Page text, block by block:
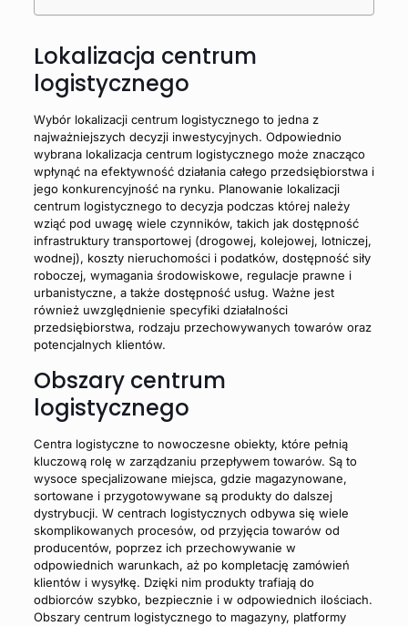
Lokalizacja centrum
logistycznego
Wybór lokalizacji centrum logistycznego to jedna z
najważniejszych decyzji inwestycyjnych. Odpowiednio
wybrana lokalizacja centrum logistycznego może znacząco
wpłynąć na efektywność działania całego przedsiębiorstwa i
jego konkurencyjność na rynku. Planowanie lokalizacji
centrum logistycznego to decyzja podczas której należy
wziąć pod uwagę wiele czynników, takich jak dostępność
infrastruktury transportowej (drogowej, kolejowej, lotniczej,
wodnej), koszty nieruchomości i podatków, dostępność siły
roboczej, wymagania środowiskowe, regulacje prawne i
urbanistyczne, a także dostępność usług. Ważne jest
również uwzględnienie specyfiki działalności
przedsiębiorstwa, rodzaju przechowywanych towarów oraz
potencjalnych klientów.
Obszary centrum
logistycznego
Centra logistyczne to nowoczesne obiekty, które pełnią
kluczową rolę w zarządzaniu przepływem towarów. Są to
wysoce specjalizowane miejsca, gdzie magazynowane,
sortowane i przygotowywane są produkty do dalszej
dystrybucji. W centrach logistycznych odbywa się wiele
skomplikowanych procesów, od przyjęcia towarów od
producentów, poprzez ich przechowywanie w
odpowiednich warunkach, aż po kompletację zamówień
klientów i wysyłkę. Dzięki nim produkty trafiają do
odbiorców szybko, bezpiecznie i w odpowiednich ilościach.
Obszary centrum logistycznego to magazyny, platformy